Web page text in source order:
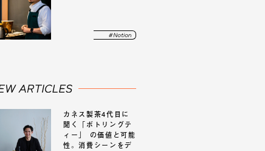
カネス製茶4代目に
聞く「ボトリングテ
ィー」 の価値と可能
性。消費シーンをデ